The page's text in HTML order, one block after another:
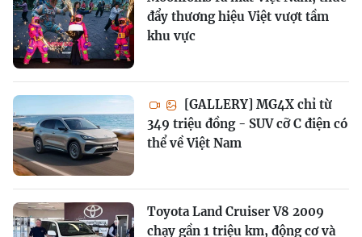
đẩy thương hiệu Việt vượt tầm
khu vực
[GALLERY] MG4X chỉ từ
349 triệu đồng - SUV cỡ C điện có
thể về Việt Nam
Toyota Land Cruiser V8 2009
chạy gần 1 triệu km, động cơ và